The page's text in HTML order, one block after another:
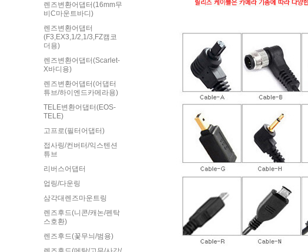
렌즈변환어댑터(16mm무
비C마운트바디)
렌즈변환어댑터
(F3,EX3,1/2,1/3,FZ캠코
더용)
렌즈변환어댑터(Scarlet-
X바디용)
렌즈변환어댑터(어댑터
튜브/하이엔드카메라용)
TELE변환어댑터(EOS-
TELE)
고프로(필터어댑터)
접사링/컨버터/익스텐션
튜브
리버스어댑터
업링/다운링
삼각대렌즈마운트링
렌즈후드(니콘/캐논/펜탁
스호환)
렌즈후드(꽃무늬/범용)